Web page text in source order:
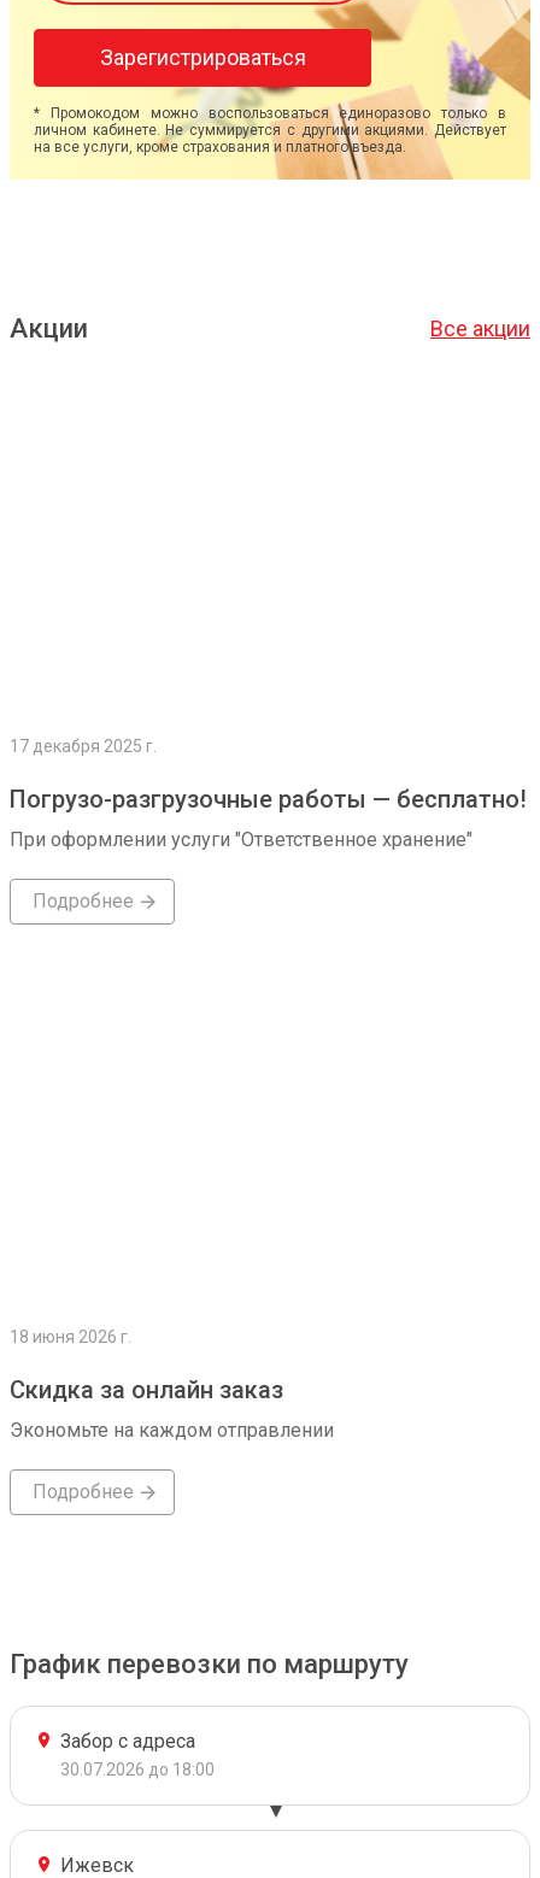
Зарегистрироваться
* Промокодом можно воспользоваться единоразово только в
личном кабинете. Не суммируется с другими акциями. Действует
на все услуги, кроме страхования и платного въезда.
Акции Все акции
17 декабря 2025 г.
Погрузо-разгрузочные работы — бесплатно!
При оформлении услуги "Ответственное хранение"
Подробнее
18 июня 2026 г.
Скидка за онлайн заказ
Экономьте на каждом отправлении
Подробнее
График перевозки по маршруту
Забор с адреса
30.07.2026 до 18:00
Ижевск